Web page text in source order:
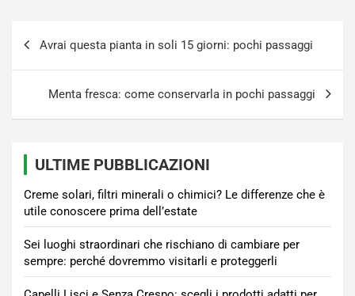
Avrai questa pianta in soli 15 giorni: pochi passaggi
Menta fresca: come conservarla in pochi passaggi
ULTIME PUBBLICAZIONI
Creme solari, filtri minerali o chimici? Le differenze che è
utile conoscere prima dell’estate
Sei luoghi straordinari che rischiano di cambiare per
sempre: perché dovremmo visitarli e proteggerli